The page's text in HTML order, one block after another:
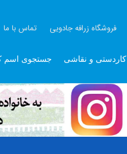
فروشگاه زرافه جادویی تماس با ما
کاردستی و نقاشی جستجوی اسم